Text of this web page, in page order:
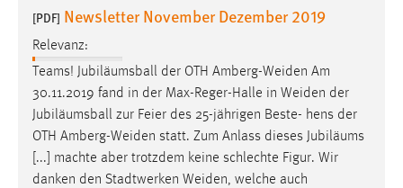
[PDF] Newsletter November Dezember 2019
Relevanz:
Teams! Jubiläumsball der OTH Amberg-Weiden Am
30.11.2019 fand in der Max-Reger-Halle in Weiden der
Jubiläumsball zur Feier des 25-jährigen Beste- hens der
OTH Amberg-Weiden statt. Zum Anlass dieses Jubiläums
[...] machte aber trotzdem keine schlechte Figur. Wir
danken den Stadtwerken Weiden, welche auch